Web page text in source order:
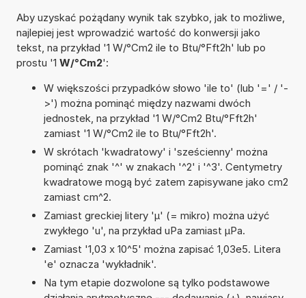
Aby uzyskać pożądany wynik tak szybko, jak to możliwe,
najlepiej jest wprowadzić wartość do konwersji jako
tekst, na przykład '1 W/°Cm2 ile to Btu/°Fft2h' lub po
prostu '1 W/°Cm2':
W większości przypadków słowo 'ile to' (lub '=' / '-
>') można pominąć między nazwami dwóch
jednostek, na przykład '1 W/°Cm2 Btu/°Fft2h'
zamiast '1 W/°Cm2 ile to Btu/°Fft2h'.
W skrótach 'kwadratowy' i 'sześcienny' można
pominąć znak '^' w znakach '^2' i '^3'. Centymetry
kwadratowe mogą być zatem zapisywane jako cm2
zamiast cm^2.
Zamiast greckiej litery 'µ' (= mikro) można użyć
zwykłego 'u', na przykład uPa zamiast µPa.
Zamiast '1,03 x 10^5' można zapisać 1,03e5. Litera
'e' oznacza 'wykładnik'.
Na tym etapie dozwolone są tylko podstawowe